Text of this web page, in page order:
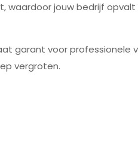
waardoor jouw bedrijf opvalt
garant voor professionele
vergroten.